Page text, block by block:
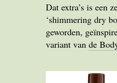
Dat extra’s is een
‘shimmering dry
geworden,
variant van de